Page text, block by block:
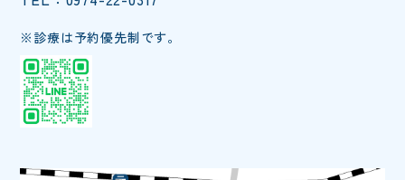
※診療は予約優先制です。